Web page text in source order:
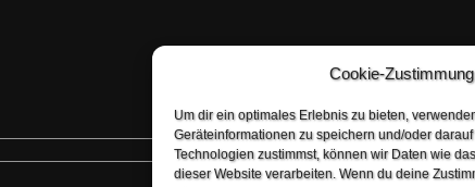
Cookie-
Um dir ein optimales Erlebnis zu bieten,
Geräteinformationen zu speichern und/oder
Technologien zustimmst, können wir Daten wie
dieser Website verarbeiten. Wenn du deine